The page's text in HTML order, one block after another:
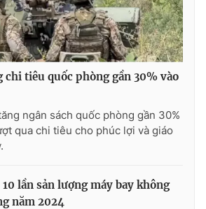
chi tiêu quốc phòng gần 30% vào
ngân sách quốc phòng gần 30%
qua chi tiêu cho phúc lợi và giáo
10 lần sản lượng máy bay không
năm 2024